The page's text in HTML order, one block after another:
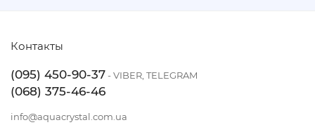
Контакты
(095) 450-90-37- VIBER, TELEGRAM
(068) 375-46-46
info@aquacrystal.com.ua